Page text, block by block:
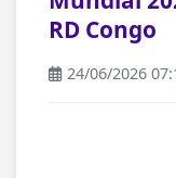
RD Congo
24/06/2026